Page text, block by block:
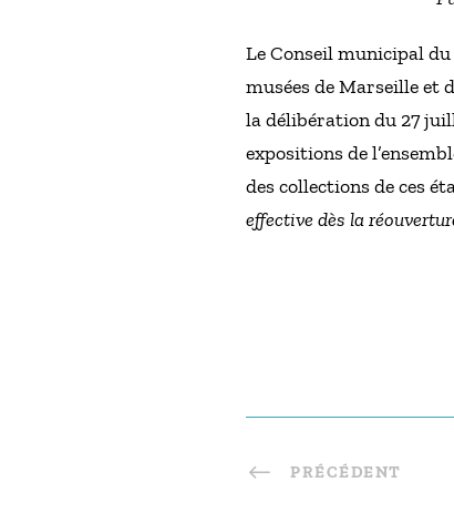
Le Conseil municipal
musées de Marseille et
la délibération du 27
expositions de
des collections de ces
effective dès la
PRÉCÉDENT